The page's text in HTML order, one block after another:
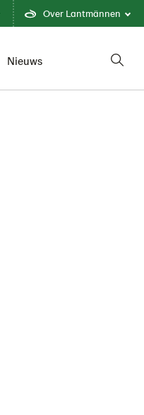
Over Lantmännen
Nieuws